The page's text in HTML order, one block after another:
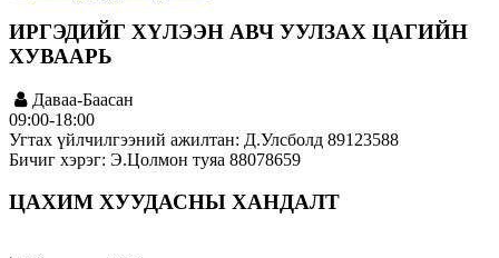
ИРГЭДИЙГ ХҮЛЭЭН АВЧ УУЛЗАХ ЦАГИЙН
ХУВААРЬ
Даваа-Баасан
09:00-18:00
Угтах үйлчилгээний ажилтан: Д.Улсболд 89123588
Бичиг хэрэг: Э.Цолмон туяа 88078659
ЦАХИМ ХУУДАСНЫ ХАНДАЛТ